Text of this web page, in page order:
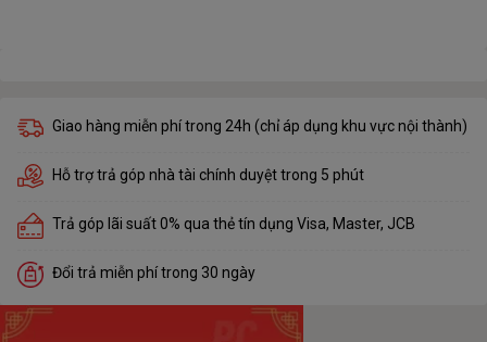
Giao hàng miễn phí trong 24h (chỉ áp dụng khu vực nội thành)
Hỗ trợ trả góp nhà tài chính duyệt trong 5 phút
Trả góp lãi suất 0% qua thẻ tín dụng Visa, Master, JCB
Đổi trả miễn phí trong 30 ngày